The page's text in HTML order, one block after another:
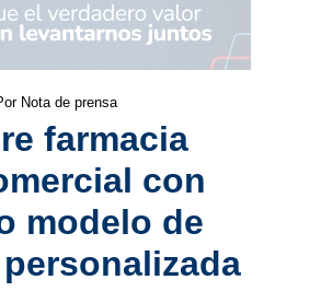
Nota de prensa
farmacia
con
modelo de